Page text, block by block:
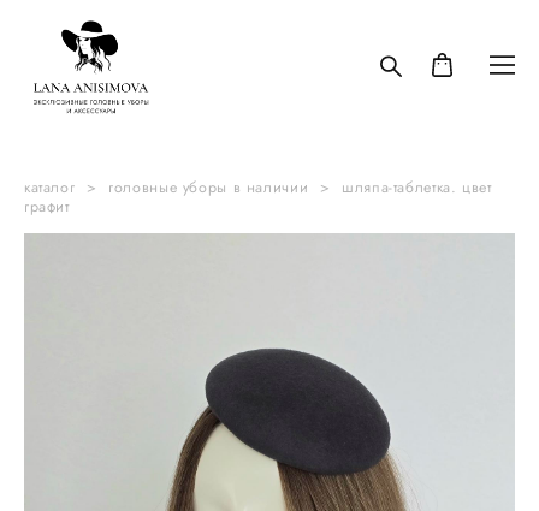
каталог > головные уборы в наличии >
шляпа-таблетка. цвет
графит